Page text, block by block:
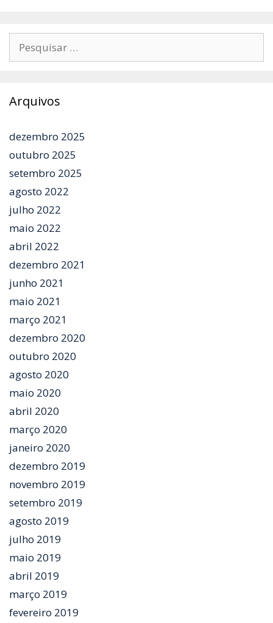
por:
Arquivos
dezembro 2025
outubro 2025
setembro 2025
agosto 2022
julho 2022
maio 2022
abril 2022
dezembro 2021
junho 2021
maio 2021
março 2021
dezembro 2020
outubro 2020
agosto 2020
maio 2020
abril 2020
março 2020
janeiro 2020
dezembro 2019
novembro 2019
setembro 2019
agosto 2019
julho 2019
maio 2019
abril 2019
março 2019
fevereiro 2019